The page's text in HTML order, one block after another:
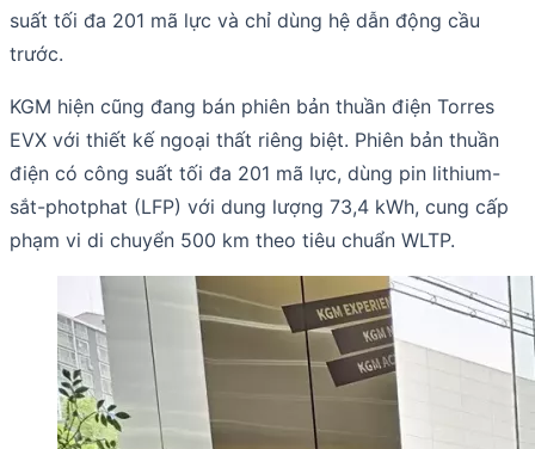
suất tối đa 201 mã lực và chỉ dùng hệ dẫn động cầu
trước.
KGM hiện cũng đang bán phiên bản thuần điện Torres
EVX với thiết kế ngoại thất riêng biệt. Phiên bản thuần
điện có công suất tối đa 201 mã lực, dùng pin lithium-
sắt-photphat (LFP) với dung lượng 73,4 kWh, cung cấp
phạm vi di chuyển 500 km theo tiêu chuẩn WLTP.